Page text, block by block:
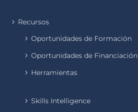
Recursos
Oportunidades de Formación
Oportunidades de Financiación
Herramientas
Skills Intelligence